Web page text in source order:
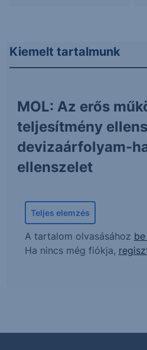
Kiemelt tartalmunk
MOL: Az erős
teljesítmény
devizaárfolyam-
ellenszelet
Teljes elemzés
A tartalom olvasásához
Ha nincs még fiókja,